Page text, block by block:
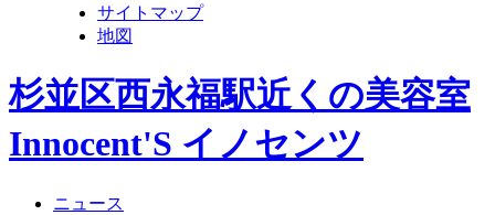
サイトマップ
地図
杉並区西永福駅近くの美容室
Innocent'S イノセンツ
ニュース